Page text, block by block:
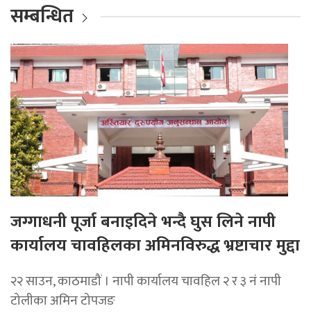
सम्बन्धित
जग्गाधनी पूर्जा बनाइदिने भन्दै घुस लिने नापी
कार्यालय चावहिलका अमिनविरुद्ध भ्रष्टाचार मुद्दा
२२ साउन, काठमाडौं । नापी कार्यालय चावहिल २ र ३ नं नापी
टोलीका अमिन टोपजङ